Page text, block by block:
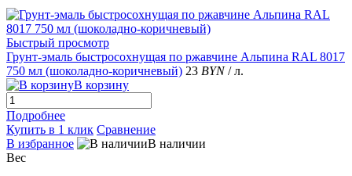
Быстрый просмотр
Грунт-эмаль быстросохнущая по ржавчине Альпина RAL 8017
750 мл (шоколадно-коричневый) 23 BYN / л.
В корзину
Подробнее
Купить в 1 клик Сравнение
В избранное
В наличии
Вес